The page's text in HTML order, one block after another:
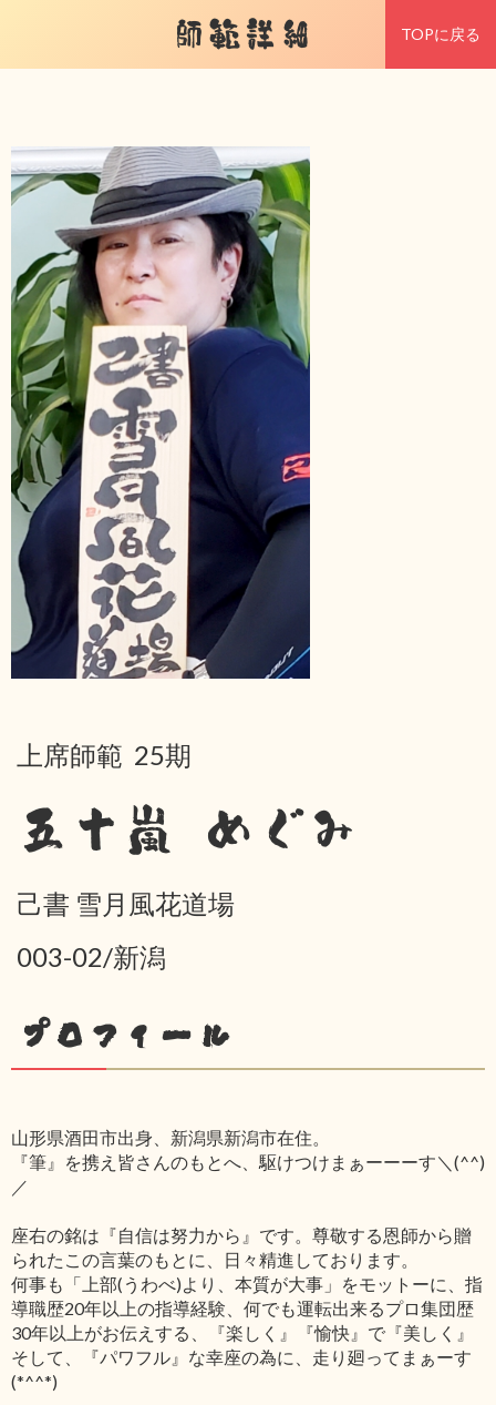
師範詳細 TOPに戻る
上席師範 25期
五十嵐 めぐみ
己書 雪月風花道場
003-02/新潟
プロフィール
山形県酒田市出身、新潟県新潟市在住。
『筆』を携え皆さんのもとへ、駆けつけまぁーーーす＼(^^)
／
座右の銘は『自信は努力から』です。尊敬する恩師から贈
られたこの言葉のもとに、日々精進しております。
何事も「上部(うわべ)より、本質が大事」をモットーに、指
導職歴20年以上の指導経験、何でも運転出来るプロ集団歴
30年以上がお伝えする、『楽しく』『愉快』で『美しく』
そして、『パワフル』な幸座の為に、走り廻ってまぁーす
(*^^*)